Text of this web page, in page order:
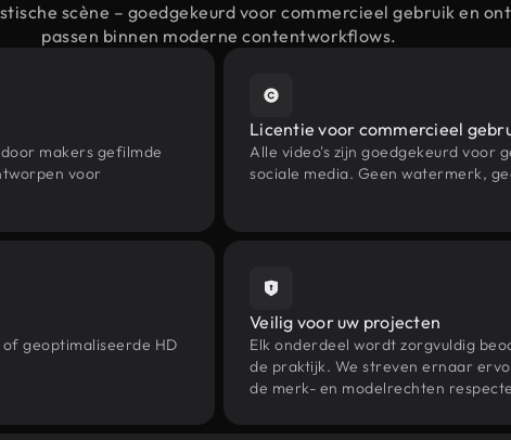
scène – goedgekeurd voor commercieel gebruik en
passen binnen moderne contentworkflows.
makers gefilmde
voor
Licentie voor commercieel
Alle video's zijn goedgekeurd voor
sociale media. Geen watermerk,
geoptimaliseerde HD
Veilig voor uw projecten
Elk onderdeel wordt zorgvuldig
de praktijk. We streven ernaar
de merk- en modelrechten